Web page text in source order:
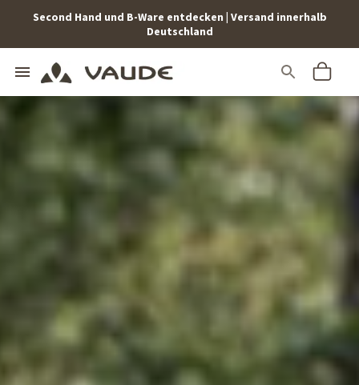
Second Hand und B-Ware entdecken | Versand innerhalb
Deutschland